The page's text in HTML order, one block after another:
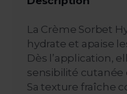
La Crème Sorbet
hydrate et apaise
Dès l’application,
sensibilité cutanée
Sa texture fraîche